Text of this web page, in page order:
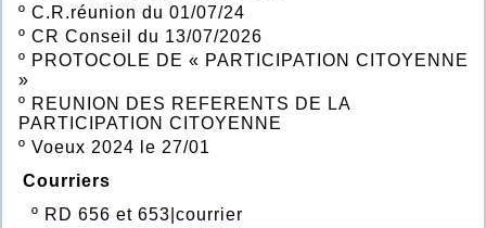
º C.R.réunion du 01/07/24
º CR Conseil du 13/07/2026
º PROTOCOLE DE « PARTICIPATION CITOYENNE
»
º REUNION DES REFERENTS DE LA
PARTICIPATION CITOYENNE
º Voeux 2024 le 27/01
Courriers
º RD 656 et 653|courrier